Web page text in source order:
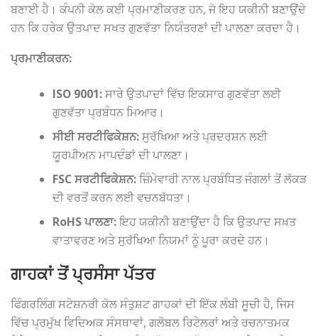
ਬਣਾਈ ਹੈ। ਕੰਪਨੀ ਕੋਲ ਕਈ ਪ੍ਰਮਾਣੀਕਰਣ ਹਨ, ਜੋ ਇਹ ਯਕੀਨੀ ਬਣਾਉਂਦੇ
ਹਨ ਕਿ ਹਰੇਕ ਉਤਪਾਦ ਸਖਤ ਗੁਣਵੱਤਾ ਨਿਯੰਤਰਣਾਂ ਦੀ ਪਾਲਣਾ ਕਰਦਾ ਹੈ।
ਪ੍ਰਮਾਣੀਕਰਨ:
ISO 9001:ਸਾਰੇ ਉਤਪਾਦਾਂ ਵਿੱਚ ਇਕਸਾਰ ਗੁਣਵੱਤਾ ਲਈ
ਗੁਣਵੱਤਾ ਪ੍ਰਬੰਧਨ ਮਿਆਰ।
ਸੀਈ ਸਰਟੀਫਿਕੇਸ਼ਨ:ਸੁਰੱਖਿਆ ਅਤੇ ਪ੍ਰਦਰਸ਼ਨ ਲਈ
ਯੂਰਪੀਅਨ ਮਾਪਦੰਡਾਂ ਦੀ ਪਾਲਣਾ।
FSC ਸਰਟੀਫਿਕੇਸ਼ਨ:ਜ਼ਿੰਮੇਵਾਰੀ ਨਾਲ ਪ੍ਰਬੰਧਿਤ ਜੰਗਲਾਂ ਤੋਂ ਲੱਕੜ
ਦੀ ਵਰਤੋਂ ਕਰਨ ਲਈ ਵਚਨਬੱਧਤਾ।
RoHS ਪਾਲਣਾ:ਇਹ ਯਕੀਨੀ ਬਣਾਉਂਦਾ ਹੈ ਕਿ ਉਤਪਾਦ ਸਖ਼ਤ
ਵਾਤਾਵਰਣ ਅਤੇ ਸੁਰੱਖਿਆ ਨਿਯਮਾਂ ਨੂੰ ਪੂਰਾ ਕਰਦੇ ਹਨ।
ਗਾਹਕਾਂ ਤੋਂ ਪ੍ਰਸੰਸਾ ਪੱਤਰ
ਫਿੰਗਰਲਿੰਗ ਸਟੇਸ਼ਨਰੀ ਕੋਲ ਸੰਤੁਸ਼ਟ ਗਾਹਕਾਂ ਦੀ ਇੱਕ ਲੰਬੀ ਸੂਚੀ ਹੈ, ਜਿਸ
ਵਿੱਚ ਪ੍ਰਮੁੱਖ ਵਿਦਿਅਕ ਸੰਸਥਾਵਾਂ, ਗਲੋਬਲ ਰਿਟੇਲਰਾਂ ਅਤੇ ਰਚਨਾਤਮਕ